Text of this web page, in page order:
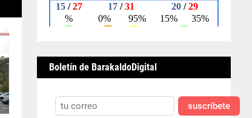
Boletín de BarakaldoDigital
suscríbete